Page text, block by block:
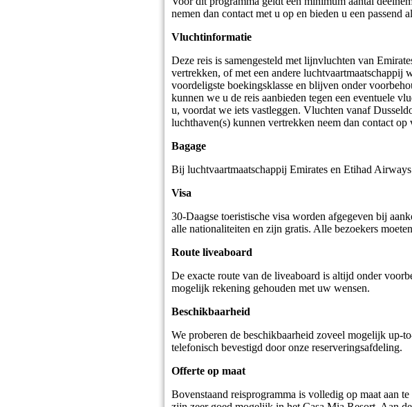
nemen dan contact met u op en bieden u een passend
Vluchtinformatie
Deze reis is samengesteld met lijnvluchten van
vertrekken, of met een andere
voordeligste boekingsklasse en blijven onder
kunnen we u de reis aanbieden tegen een eventuele
u, voordat we iets vastleggen. Vluchten vanaf
luchthaven(s) kunnen vertrekken neem dan contact op
Bagage
Bij luchtvaartmaatschappij Emirates en Etihad
Visa
30-Daagse toeristische visa worden afgegeven bij
alle nationaliteiten en zijn gratis. Alle bezoekers
Route liveaboard
De exacte route van de liveaboard is altijd onder
mogelijk rekening gehouden met uw wensen.
Beschikbaarheid
We proberen de beschikbaarheid zoveel mogelijk up-
telefonisch bevestigd door onze reserveringsafdeling.
Offerte op maat
Bovenstaand reisprogramma is volledig op maat aan